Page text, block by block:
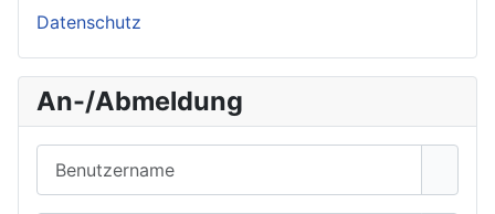
Datenschutz
An-/Abmeldung